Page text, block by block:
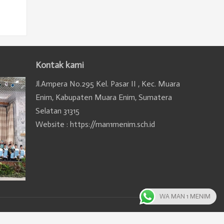
Kontak kami
Jl.Ampera No.295 Kel. Pasar II , Kec. Muara
Enim, Kabupaten Muara Enim, Sumatera
Selatan 31315
Website : https://man1menim.sch.id
WA MAN 1 MENIM